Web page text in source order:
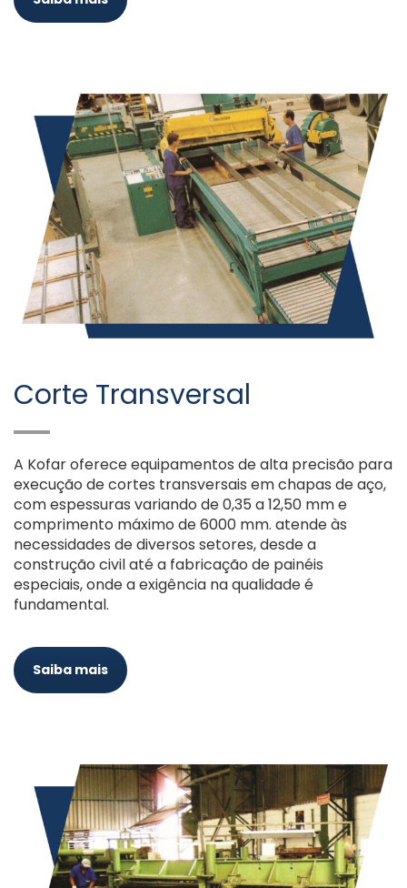
Corte Transversal
A Kofar oferece equipamentos de alta precisão para
execução de cortes transversais em chapas de aço,
com espessuras variando de 0,35 a 12,50 mm e
comprimento máximo de 6000 mm. atende às
necessidades de diversos setores, desde a
construção civil até a fabricação de painéis
especiais, onde a exigência na qualidade é
fundamental.
Saiba mais